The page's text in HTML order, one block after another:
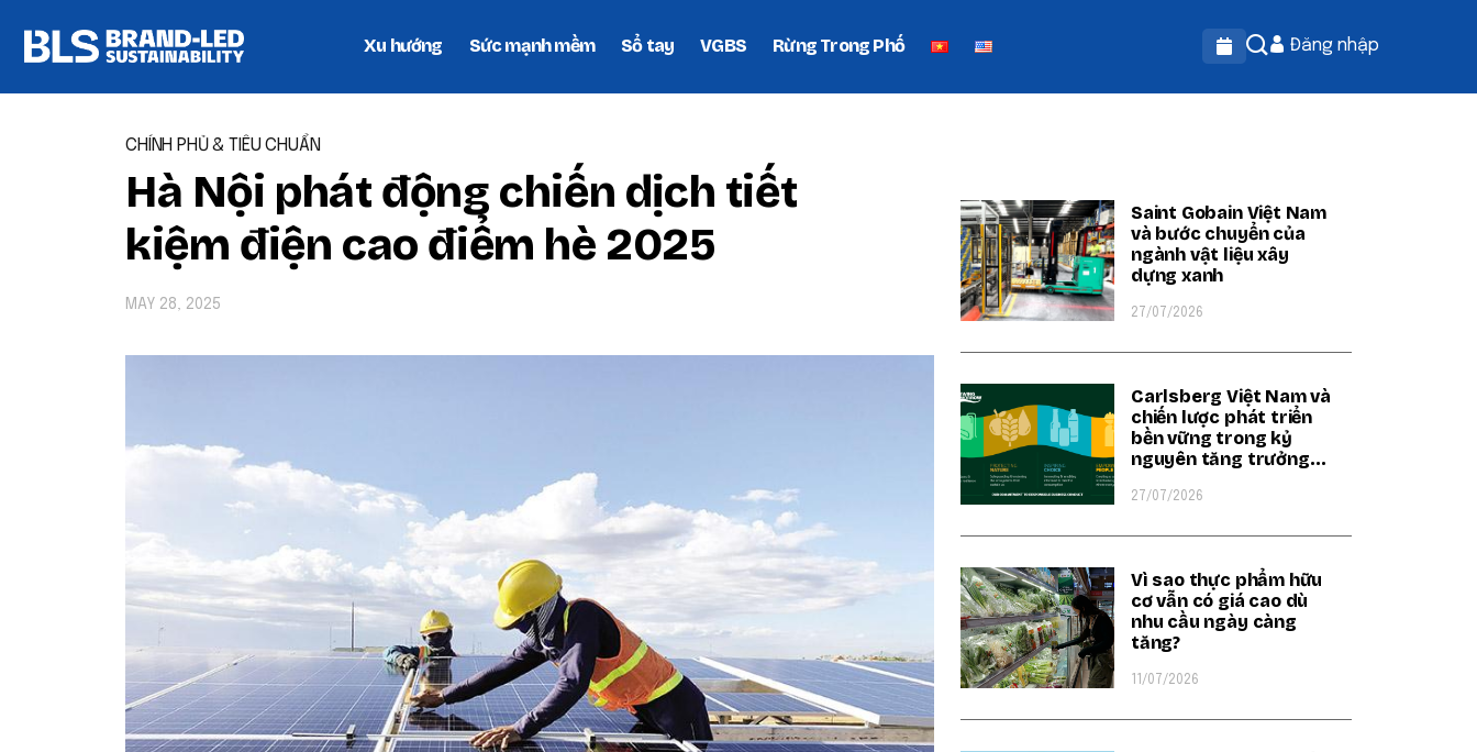
Xu hướng Sức mạnh mềm Sổ tay VGBS Rừng Trong Phố Đăng nhập
CHÍNH PHỦ & TIÊU CHUẨN
Hà Nội phát động chiến dịch tiết
kiệm điện cao điểm hè 2025
MAY 28, 2025
Saint Gobain Việt Nam
và bước chuyển của
ngành vật liệu xây
dựng xanh
27/07/2026
Carlsberg Việt Nam và
chiến lược phát triển
bền vững trong kỷ
nguyên tăng trưởng
27/07/2026
Vì sao thực phẩm hữu
cơ vẫn có giá cao dù
nhu cầu ngày càng
tăng?
11/07/2026